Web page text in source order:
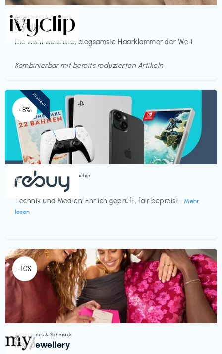
Accessoires & Schmuck
ivyclip
Die wohl weichste, biegsamste Haarklammer der Welt
€€‎
Kombinierbar mit bereits reduzierten Artikeln
-8%
Bücher, Magazine & Hörbücher
rebuy
Technik und Medien: Ehrlich geprüft, fair bepreist... Mehr
lesen
€‎
Pioneer
-10%
Accessoires & Schmuck
My Jewellery
€‎